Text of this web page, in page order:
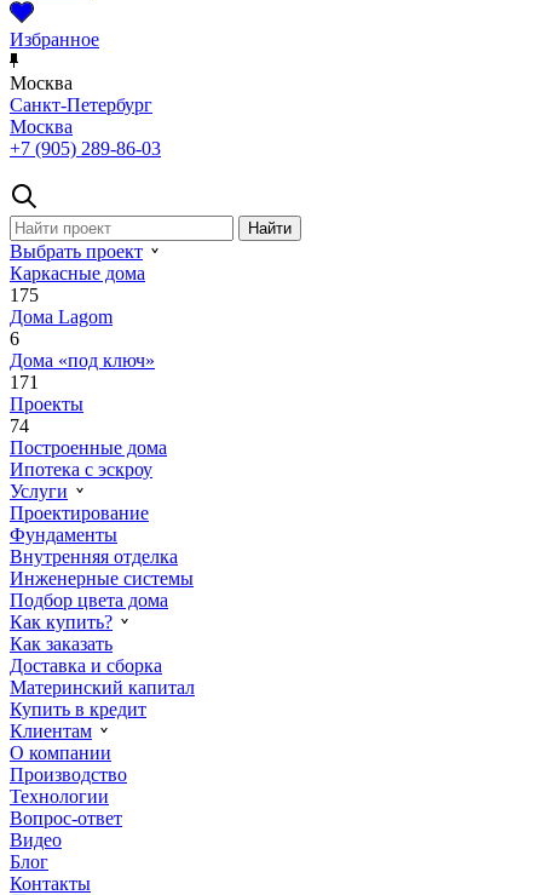
Избранное
Москва
Санкт-Петербург
Москва
+7 (905) 289-86-03
Выбрать проект
Каркасные дома
175
Дома Lagom
6
Дома «под ключ»
171
Проекты
74
Построенные дома
Ипотека с эскроу
Услуги
Проектирование
Фундаменты
Внутренняя отделка
Инженерные системы
Подбор цвета дома
Как купить?
Как заказать
Доставка и сборка
Материнский капитал
Купить в кредит
Клиентам
О компании
Производство
Технологии
Вопрос-ответ
Видео
Блог
Контакты